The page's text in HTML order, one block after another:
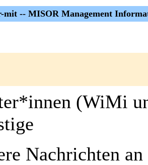
mit -- MISOR Management
(WiMi
Nachrichten an